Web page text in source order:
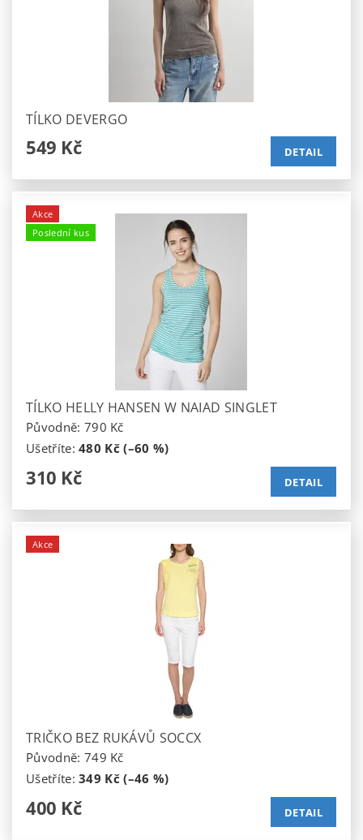
TÍLKO DEVERGO
549 Kč DETAIL
Akce
Poslední kus
TÍLKO HELLY HANSEN W NAIAD SINGLET
Původně: 790 Kč
Ušetříte:480 Kč (–60 %)
310 Kč DETAIL
Akce
TRIČKO BEZ RUKÁVŮ SOCCX
Původně: 749 Kč
Ušetříte:349 Kč (–46 %)
400 Kč DETAIL